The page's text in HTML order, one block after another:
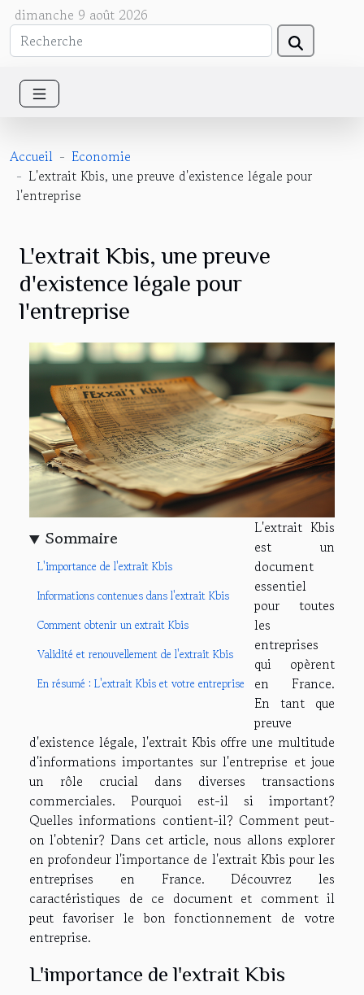
dimanche 9 août 2026
Accueil
Economie
L'extrait Kbis, une preuve d'existence légale pour
l'entreprise
L'extrait Kbis, une preuve
d'existence légale pour
l'entreprise
Sommaire
L'importance de l'extrait Kbis
Informations contenues dans l'extrait Kbis
Comment obtenir un extrait Kbis
Validité et renouvellement de l'extrait Kbis
En résumé : L'extrait Kbis et votre entreprise
L'extrait Kbis
est un
document
essentiel
pour toutes
les
entreprises
qui opèrent
en France.
En tant que
preuve
d'existence légale, l'extrait Kbis offre une multitude
d'informations importantes sur l'entreprise et joue
un rôle crucial dans diverses transactions
commerciales. Pourquoi est-il si important?
Quelles informations contient-il? Comment peut-
on l'obtenir? Dans cet article, nous allons explorer
en profondeur l'importance de l'extrait Kbis pour les
entreprises en France. Découvrez les
caractéristiques de ce document et comment il
peut favoriser le bon fonctionnement de votre
entreprise.
L'importance de l'extrait Kbis